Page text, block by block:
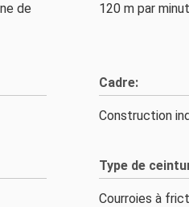
de
120 m par
Cadre:
Construction
Type de
Courroies à